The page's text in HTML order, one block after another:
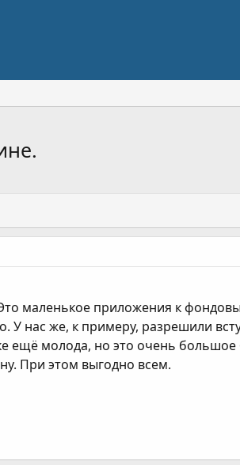
маленькое приложения к
нас же, к примеру, разрешили
ещё молода, но это очень
При этом выгодно всем.